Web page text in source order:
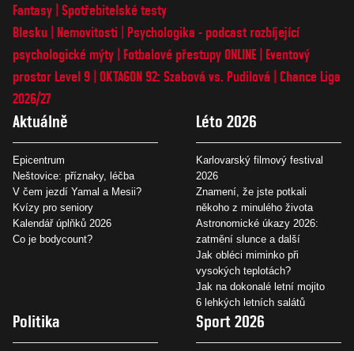
Fantasy Spotřebitelské testy
Blesku
Nemovitosti
Psychologika - podcast rozbíjející
psychologické mýty
Fotbalové přestupy ONLINE
Eventový
prostor Level 9 OKTAGON 92: Szabová vs. Pudilová
Chance Liga
2026/27
Aktuálně
Epicentrum
Neštovice: příznaky, léčba
V čem jezdí Yamal a Mesii?
Kvízy pro seniory
Kalendář úplňků 2026
Co je bodycount?
Léto 2026
Karlovarský filmový festival
2026
Znamení, že jste potkali
někoho z minulého života
Astronomické úkazy 2026:
zatmění slunce a další
Jak obléci miminko při
vysokých teplotách?
Jak na dokonalé letní mojito
6 lehkých letních salátů
Politika Sport 2026